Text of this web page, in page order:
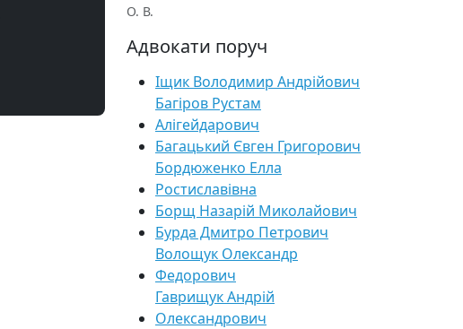
О. В.
Адвокати поруч
Іщик Володимир Андрійович
Багіров Рустам
Алігейдарович
Багацький Євген Григорович
Бордюженко Елла
Ростиславівна
Борщ Назарій Миколайович
Бурда Дмитро Петрович
Волощук Олександр
Федорович
Гаврищук Андрій
Олександрович